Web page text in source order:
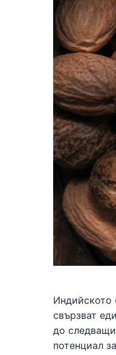
Индийското
свързват
до
потенциал